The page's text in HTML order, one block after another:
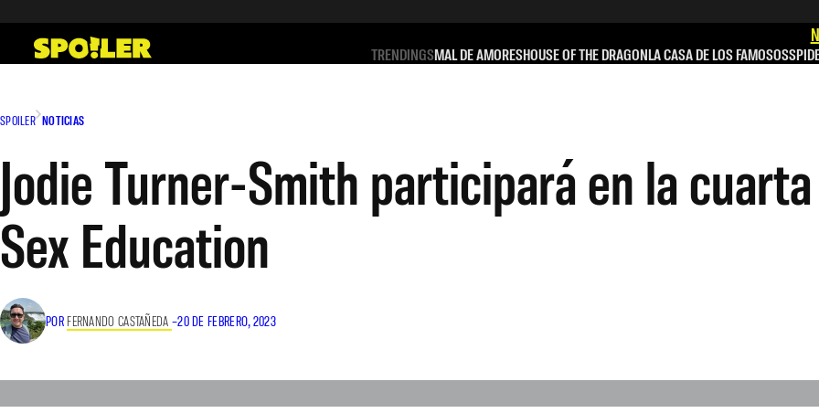
contenido
TRENDINGSMAL DE AMORESHOUSE OF THE DRAGONLA CASA DE LOS FAMOSOS
SPOILER NOTICIAS
Jodie Turner-Smith participará en la
Sex Education
POR FERNANDO CASTAÑEDA –20 DE FEBRERO, 2023